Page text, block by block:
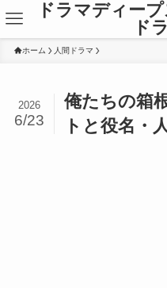
ドラマディー
ド
ホーム 人間ドラマ
俺たちの箱
トと役名・
2026
6/23